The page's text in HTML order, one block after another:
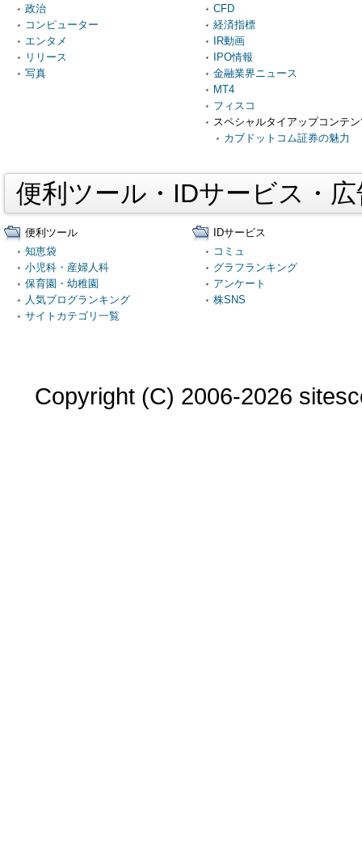
政治
コンピューター
エンタメ
リリース
写真
CFD
経済指標
IR動画
IPO情報
金融業界ニュース
MT4
フィスコ
スペシャルタイアップコンテ
カブドットコム証券の魅力
便利ツール・IDサービス・
便利ツール
知恵袋
小児科・産婦人科
保育園・幼稚園
人気ブログランキング
サイトカテゴリ一覧
IDサービス
コミュ
グラフランキング
アンケート
株SNS
Copyright (C) 2006-2026